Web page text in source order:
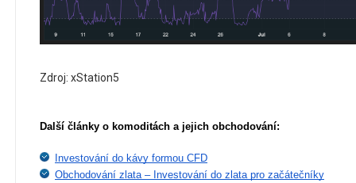
Zdroj: xStation5
Další články o komoditách a jejich obchodování:
Investování do kávy formou CFD
Obchodování zlata – Investování do zlata pro začátečníky